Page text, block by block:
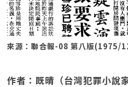
來源：聯合報-08 第八版(1975/
作者：既晴（台灣犯罪小說家